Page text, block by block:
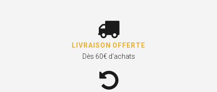
LIVRAISON OFFERTE
Dès 60€ d'achats